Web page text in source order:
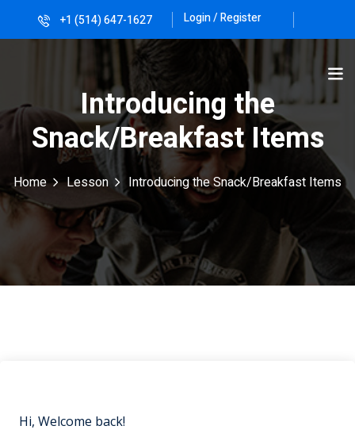
+1 (514) 647-1627 Login / Register
Introducing the
Snack/Breakfast Items
Home Lesson Introducing the Snack/Breakfast Items
Hi, Welcome back!
Sign in Sign up
Sign in
Don’t have an account?Sign up
Remember me Lost your password?